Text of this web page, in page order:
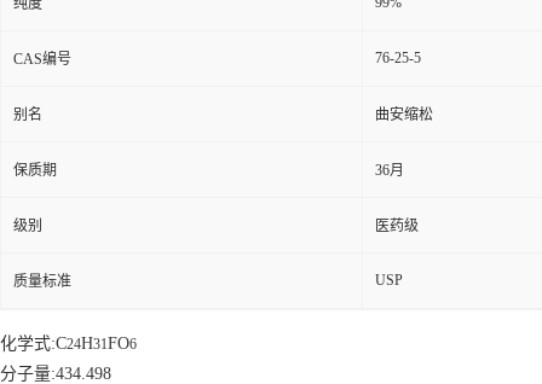
CAS编号 76-25-5
别名 曲安缩松
保质期 36月
级别 医药级
质量标准 USP
化学式:C24H31FO6
分子量:434.498